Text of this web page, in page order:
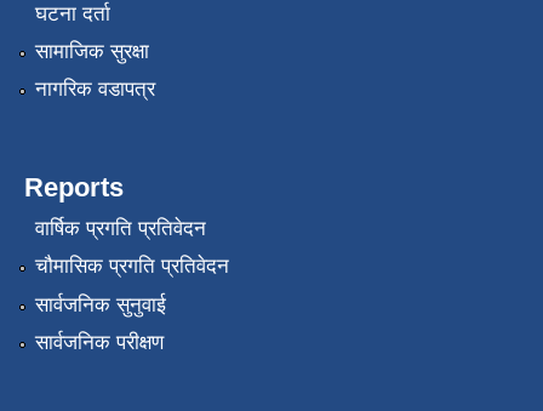
घटना दर्ता
सामाजिक सुरक्षा
नागरिक वडापत्र
Reports
वार्षिक प्रगति प्रतिवेदन
चौमासिक प्रगति प्रतिवेदन
सार्वजनिक सुनुवाई
सार्वजनिक परीक्षण